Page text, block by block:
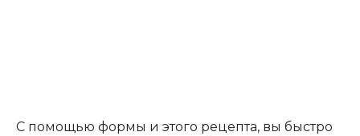
С помощью формы и этого рецепта, вы быстро